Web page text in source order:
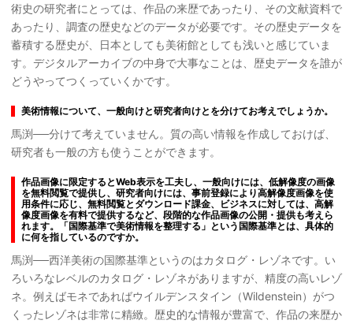
術史の研究者にとっては、作品の来歴であったり、その文献資料で
あったり、調査の歴史などのデータが必要です。その歴史データを
蓄積する歴史が、日本としても美術館としても浅いと感じていま
す。デジタルアーカイブの中身で大事なことは、歴史データを誰が
どうやってつくっていくかです。
美術情報について、一般向けと研究者向けとを分けてお考えでしょうか。
馬渕──分けて考えていません。質の高い情報を作成しておけば、
研究者も一般の方も使うことができます。
作品画像に限定するとWeb表示を工夫し、一般向けには、低解像度の画像
を無料閲覧で提供し、研究者向けには、事前登録により高解像度画像を使
用条件に応じ、無料閲覧とダウンロード課金、ビジネスに対しては、高解
像度画像を有料で提供するなど、段階的な作品画像の公開・提供も考えら
れます。「国際基準で美術情報を整理する」という国際基準とは、具体的
に何を指しているのですか。
馬渕──西洋美術の国際基準というのはカタログ・レゾネです。い
ろいろなレベルのカタログ・レゾネがありますが、精度の高いレゾ
ネ。例えばモネであればウイルデンスタイン（Wildenstein）がつ
くったレゾネは非常に精緻。歴史的な情報が豊富で、作品の来歴か